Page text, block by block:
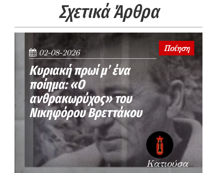
Σχετικά Άρθρα
Ποίηση
02-08-2026
Κυριακή πρωί μ’ ένα
ποίημα: «Ο
ανθρακωρύχος» του
Νικηφόρου Βρεττάκου
Κατιούσα